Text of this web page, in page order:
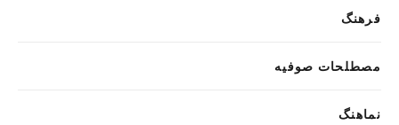
فرهنگ
مصطلحات صوفیه
نماهنگ